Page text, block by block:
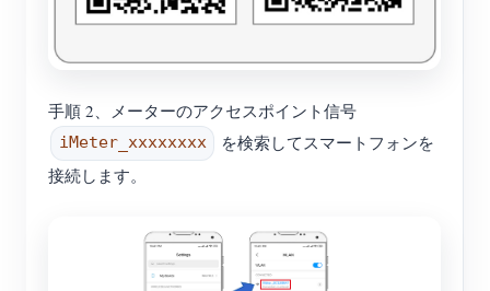
手順 2、メーターのアクセスポイント信号
iMeter_xxxxxxxx
を検索してスマートフォンを
接続します。